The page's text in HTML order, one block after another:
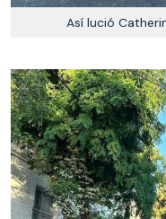
Así lució